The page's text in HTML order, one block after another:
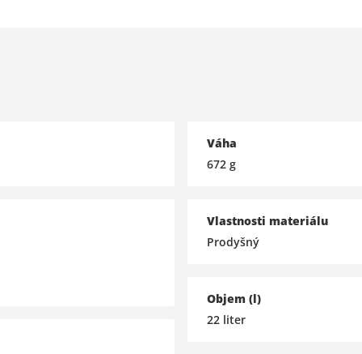
Váha
672 g
Vlastnosti materiálu
Prodyšný
Objem (l)
22 liter